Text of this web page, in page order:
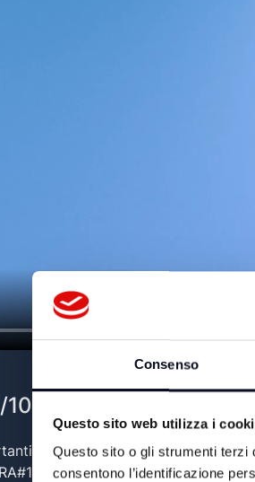
Consenso
Questo sito web utilizza i
Questo sito o gli strumenti terzi
consentono l’identificazione
10/2025
del territorio, con
10/2025